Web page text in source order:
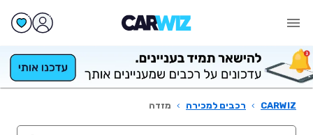
CARWIZ
› רכבים למכירה › מזדה